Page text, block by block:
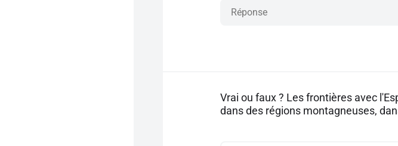
Vrai ou faux ? Les frontières avec
dans des régions montagneuses,